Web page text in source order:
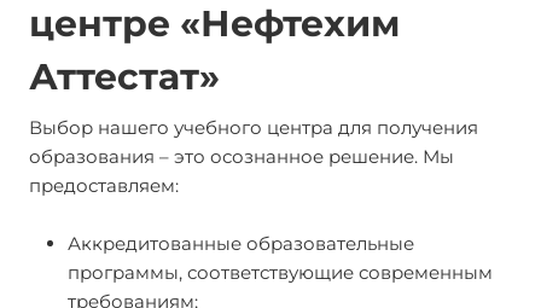
центре «Нефтехим
Аттестат»
Выбор нашего учебного центра для получения
образования – это осознанное решение. Мы
предоставляем:
Аккредитованные образовательные
программы, соответствующие современным
требованиям;